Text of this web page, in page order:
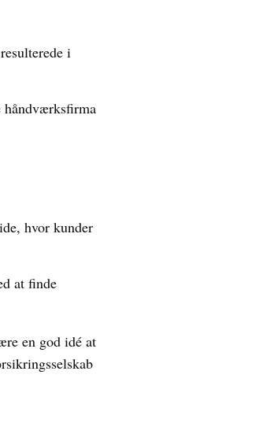
i
håndværksfirma
hvor kunder
at finde
en god idé at